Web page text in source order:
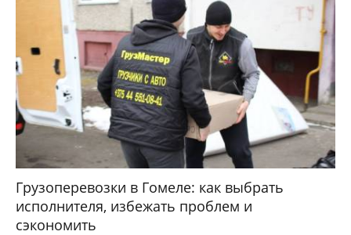
Грузоперевозки в Гомеле: как выбрать
исполнителя, избежать проблем и
сэкономить